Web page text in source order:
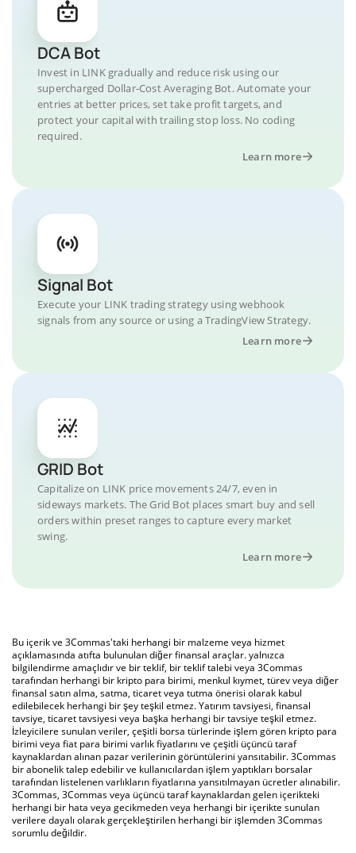
DCA Bot
Invest in LINK gradually and reduce risk using our
supercharged Dollar-Cost Averaging Bot. Automate your
entries at better prices, set take profit targets, and
protect your capital with trailing stop loss. No coding
required.
Learn more
Signal Bot
Execute your LINK trading strategy using webhook
signals from any source or using a TradingView Strategy.
Learn more
GRID Bot
Capitalize on LINK price movements 24/7, even in
sideways markets. The Grid Bot places smart buy and sell
orders within preset ranges to capture every market
swing.
Learn more
Bu içerik ve 3Commas'taki herhangi bir malzeme veya hizmet
açıklamasında atıfta bulunulan diğer finansal araçlar. yalnızca
bilgilendirme amaçlıdır ve bir teklif, bir teklif talebi veya 3Commas
tarafından herhangi bir kripto para birimi, menkul kıymet, türev veya diğer
finansal satın alma, satma, ticaret veya tutma önerisi olarak kabul
edilebilecek herhangi bir şey teşkil etmez. Yatırım tavsiyesi, finansal
tavsiye, ticaret tavsiyesi veya başka herhangi bir tavsiye teşkil etmez.
İzleyicilere sunulan veriler, çeşitli borsa türlerinde işlem gören kripto para
birimi veya fiat para birimi varlık fiyatlarını ve çeşitli üçüncü taraf
kaynaklardan alınan pazar verilerinin görüntülerini yansıtabilir. 3Commas
bir abonelik talep edebilir ve kullanıcılardan işlem yaptıkları borsalar
tarafından listelenen varlıkların fiyatlarına yansıtılmayan ücretler alınabilir.
3Commas, 3Commas veya üçüncü taraf kaynaklardan gelen içerikteki
herhangi bir hata veya gecikmeden veya herhangi bir içerikte sunulan
verilere dayalı olarak gerçekleştirilen herhangi bir işlemden 3Commas
sorumlu değildir.